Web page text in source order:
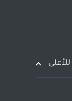
للأعلى